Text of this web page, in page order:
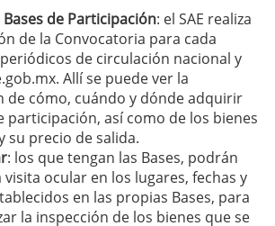
de Participación: el SAE realiza
de la Convocatoria para cada
de circulación nacional y
Allí se puede ver la
de cómo, cuándo y dónde adquirir
participación, así como de los bienes
su precio de salida.
: los que tengan las Bases, podrán
visita ocular en los lugares, fechas y
en las propias Bases, para
la inspección de los bienes que se